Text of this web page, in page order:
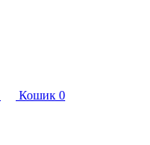
Кошик 0